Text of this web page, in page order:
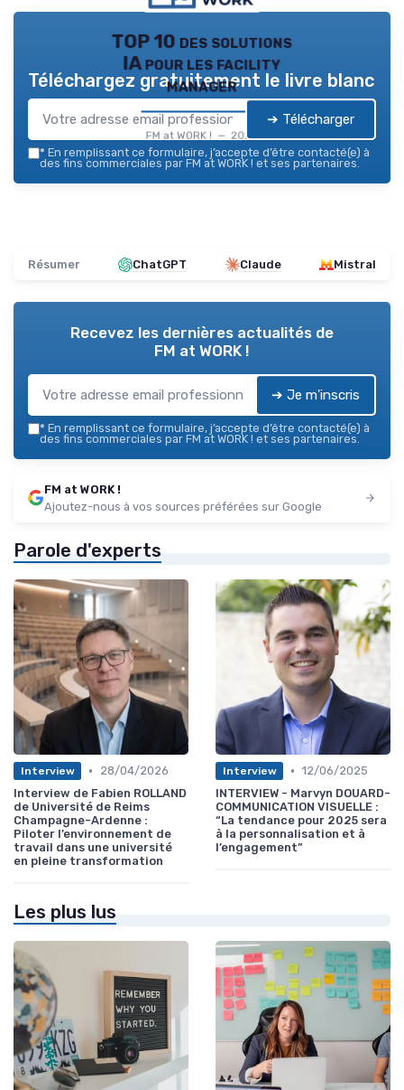
TOP 10 des solutions
IA pour les facility
manager
FM at WORK ! — 2026
Téléchargez gratuitement le livre blanc
➔ Télécharger
* En remplissant ce formulaire, j’accepte d’être contacté(e) à
des fins commerciales par FM at WORK ! et ses partenaires.
Résumer ChatGPT Claude Mistral
Recevez les dernières actualités de
FM at WORK !
➔ Je m'inscris
* En remplissant ce formulaire, j’accepte d’être contacté(e) à
des fins commerciales par FM at WORK ! et ses partenaires.
FM at WORK !
Ajoutez-nous à vos sources préférées sur Google
Parole d'experts
Interview •
28/04/2026
Interview de Fabien ROLLAND
de Université de Reims
Champagne-Ardenne :
Piloter l’environnement de
travail dans une université
en pleine transformation
Interview • 12/06/2025
INTERVIEW - Marvyn DOUARD-
COMMUNICATION VISUELLE :
“La tendance pour 2025 sera
à la personnalisation et à
l’engagement”
Les plus lus